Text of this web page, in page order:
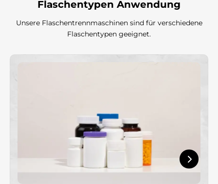
Flaschentypen Anwendung
Unsere Flaschentrennmaschinen sind für verschiedene
Flaschentypen geeignet.